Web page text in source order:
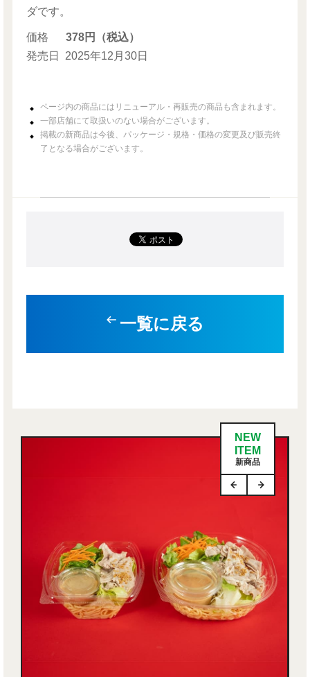
ダです。
価格
378円（税込）
発売日
2025年12月30日
ページ内の商品にはリニューアル・再販売の商品も含まれます。
一部店舗にて取扱いのない場合がございます。
掲載の新商品は今後、パッケージ・規格・価格の変更及び販売終
了となる場合がございます。
一覧に戻る
NEW
ITEM
新商品